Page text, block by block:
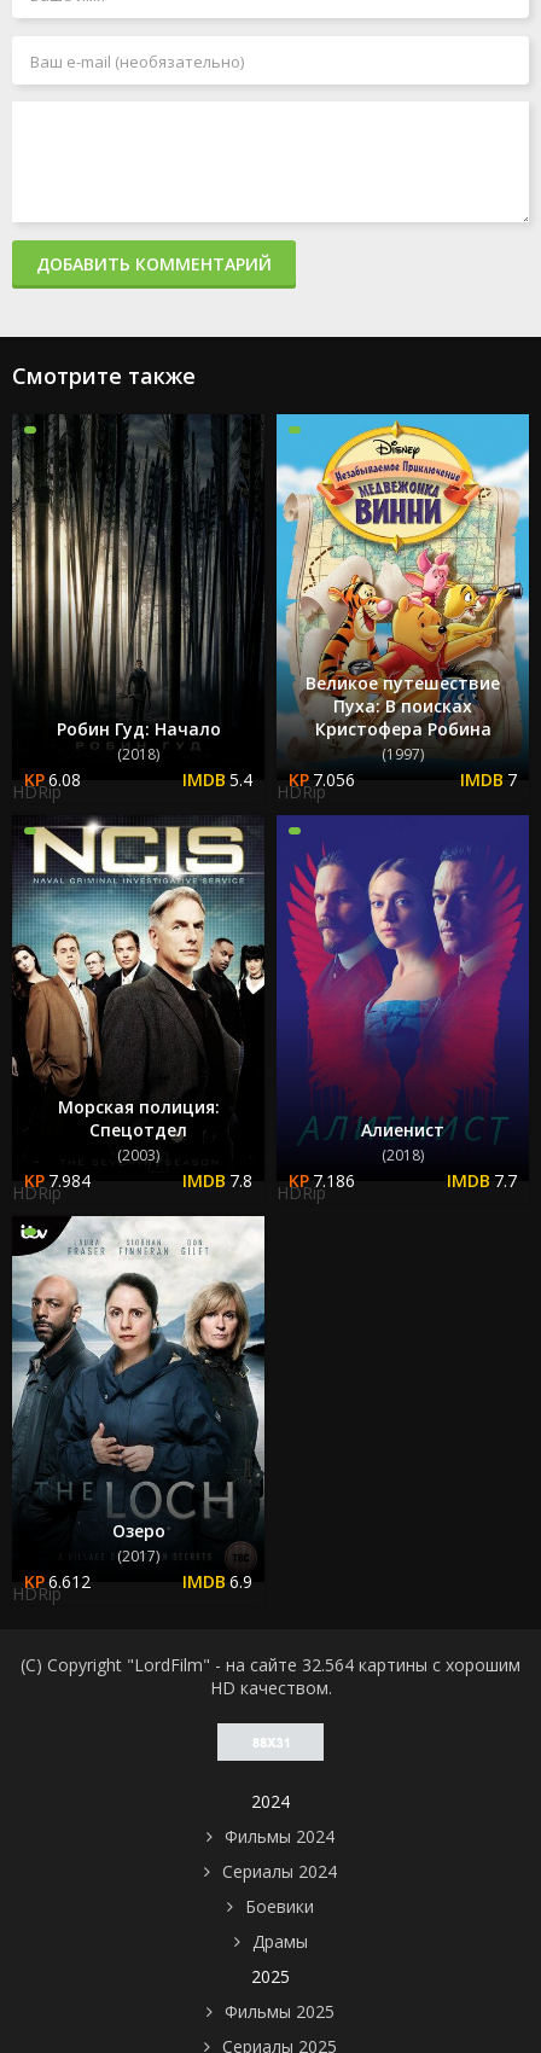
ДОБАВИТЬ КОММЕНТАРИЙ
Смотрите также
Робин Гуд: Начало
(2018)
6.08 5.4
HDRip
Великое путешествие
Пуха: В поисках
Кристофера Робина
(1997)
7.056 7
HDRip
Морская полиция:
Спецотдел
(2003)
7.984 7.8
HDRip
Алиенист
(2018)
7.186 7.7
HDRip
Озеро
(2017)
6.612 6.9
HDRip
(C) Copyright "LordFilm" - на сайте 32.564 картины с хорошим
HD качеством.
2024
Фильмы 2024
Сериалы 2024
Боевики
Драмы
2025
Фильмы 2025
Сериалы 2025